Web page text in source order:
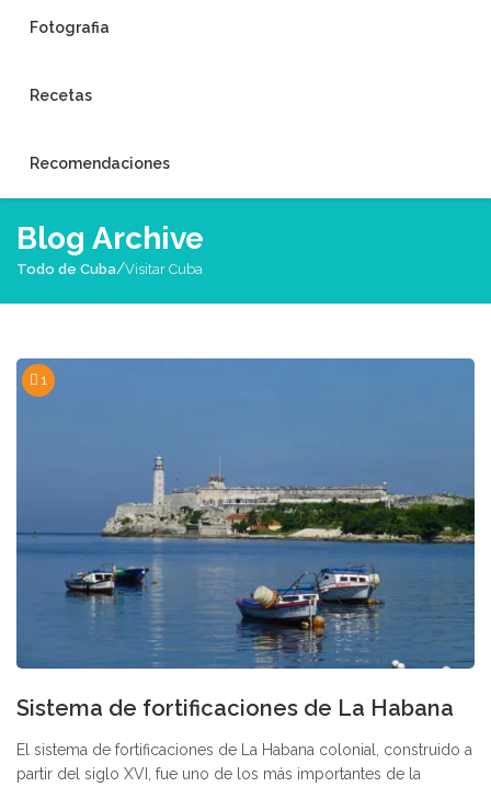
Fotografia
Recetas
Recomendaciones
Blog Archive
Todo de Cuba/Visitar Cuba
1
Sistema de fortificaciones de La Habana
El sistema de fortificaciones de La Habana colonial, construido a
partir del siglo XVI, fue uno de los más importantes de la